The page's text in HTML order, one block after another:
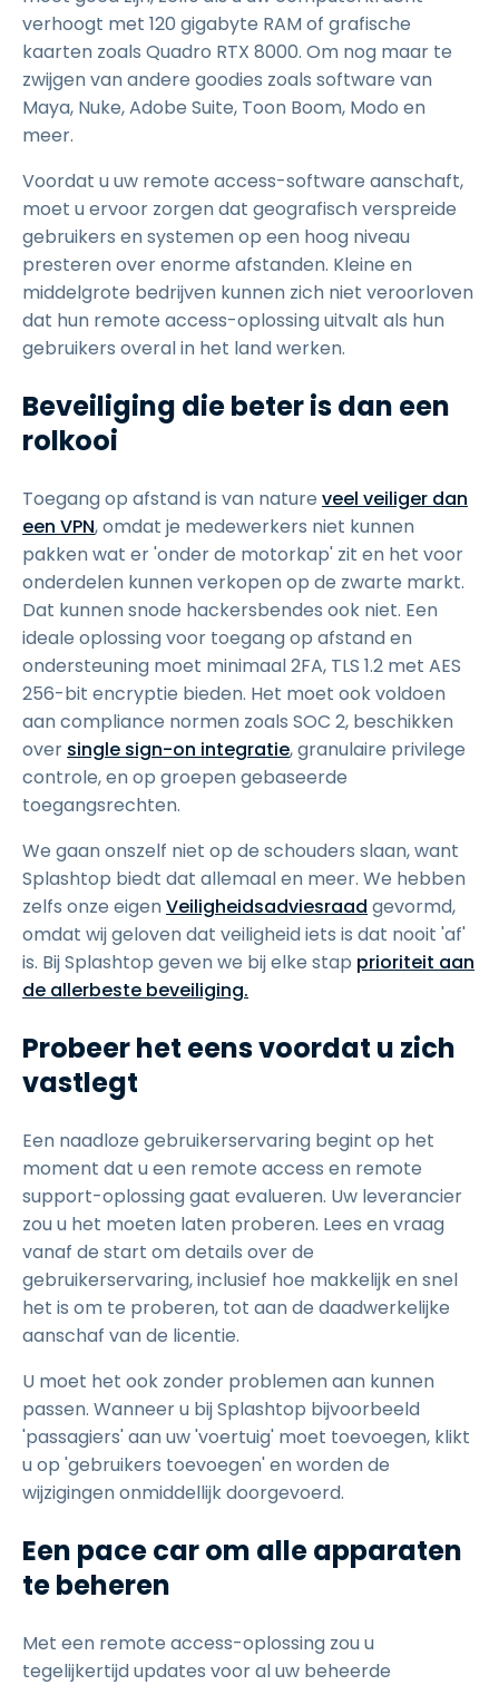
verhoogt met 120 gigabyte RAM of grafische
kaarten zoals Quadro RTX 8000. Om nog maar te
zwijgen van andere goodies zoals software van
Maya, Nuke, Adobe Suite, Toon Boom, Modo en
meer.
Voordat u uw remote access-software aanschaft,
moet u ervoor zorgen dat geografisch verspreide
gebruikers en systemen op een hoog niveau
presteren over enorme afstanden. Kleine en
middelgrote bedrijven kunnen zich niet veroorloven
dat hun remote access-oplossing uitvalt als hun
gebruikers overal in het land werken.
Beveiliging die beter is dan een
rolkooi
Toegang op afstand is van nature veel veiliger dan
een VPN, omdat je medewerkers niet kunnen
pakken wat er 'onder de motorkap' zit en het voor
onderdelen kunnen verkopen op de zwarte markt.
Dat kunnen snode hackersbendes ook niet. Een
ideale oplossing voor toegang op afstand en
ondersteuning moet minimaal 2FA, TLS 1.2 met AES
256-bit encryptie bieden. Het moet ook voldoen
aan compliance normen zoals SOC 2, beschikken
over single sign-on integratie, granulaire privilege
controle, en op groepen gebaseerde
toegangsrechten.
We gaan onszelf niet op de schouders slaan, want
Splashtop biedt dat allemaal en meer. We hebben
zelfs onze eigenVeiligheidsadviesraad gevormd,
omdat wij geloven dat veiligheid iets is dat nooit 'af'
is. Bij Splashtop geven we bij elke stap prioriteit aan
de allerbeste beveiliging.
Probeer het eens voordat u zich
vastlegt
Een naadloze gebruikerservaring begint op het
moment dat u een remote access en remote
support-oplossing gaat evalueren. Uw leverancier
zou u het moeten laten proberen. Lees en vraag
vanaf de start om details over de
gebruikerservaring, inclusief hoe makkelijk en snel
het is om te proberen, tot aan de daadwerkelijke
aanschaf van de licentie.
U moet het ook zonder problemen aan kunnen
passen. Wanneer u bij Splashtop bijvoorbeeld
'passagiers' aan uw 'voertuig' moet toevoegen, klikt
u op 'gebruikers toevoegen' en worden de
wijzigingen onmiddellijk doorgevoerd.
Een pace car om alle apparaten
te beheren
Met een remote access-oplossing zou u
tegelijkertijd updates voor al uw beheerde